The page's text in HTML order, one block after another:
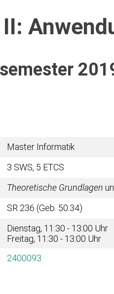
Master Informatik
3 SWS, 5 ETCS
Theoretische Grundlagen
SR 236 (Geb. 50.34)
Dienstag, 11:30 - 13:00 Uhr
Freitag, 11:30 - 13:00 Uhr
2400093